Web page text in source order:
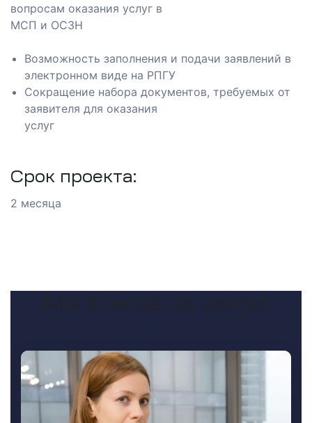
вопросам оказания услуг в
МСП и ОСЗН
Возможность заполнения и подачи заявлений в
электронном виде на РПГУ
Сокращение набора документов, требуемых от
заявителя для оказания
услуг
Срок проекта:
2 месяца